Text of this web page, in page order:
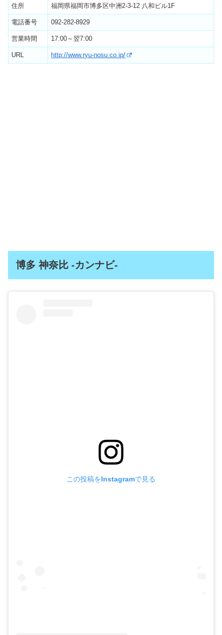
住所 福岡県福岡市博多区中洲2-3-12 八和ビル1F
電話番号 092-282-8929
営業時間 17:00～翌7:00
URL http://www.ryu-nosu.co.jp/
博多 神奈比 -カンナビ-
この投稿をInstagramで見る